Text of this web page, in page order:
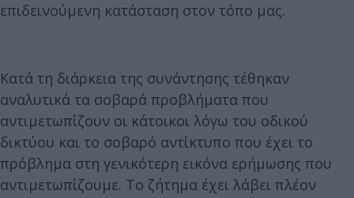
επιδεινούμενη κατάσταση στον τόπο μας.
Κατά τη διάρκεια της συνάντησης τέθηκαν
αναλυτικά τα σοβαρά προβλήματα που
αντιμετωπίζουν οι κάτοικοι λόγω του οδικού
δικτύου και το σοβαρό αντίκτυπο που έχει το
πρόβλημα στη γενικότερη εικόνα ερήμωσης που
αντιμετωπίζουμε. Το ζήτημα έχει λάβει πλέον